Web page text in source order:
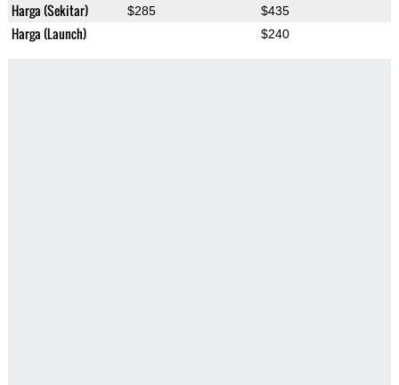
Harga (Sekitar) $285 $435
Harga (Launch) $240